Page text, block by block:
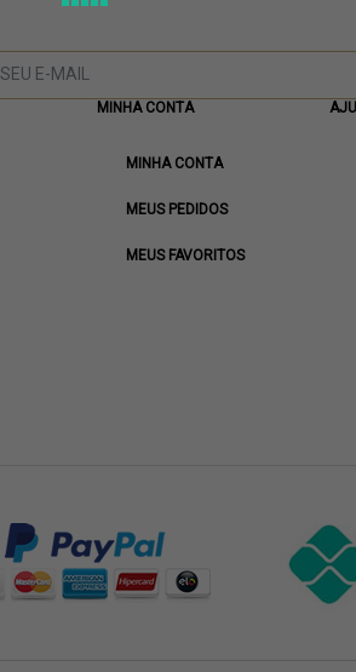
MINHA CONTA
MINHA CONTA
MEUS PEDIDOS
MEUS FAVORITOS